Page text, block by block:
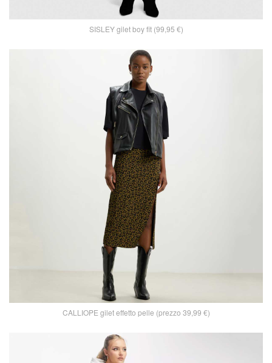
SISLEY gilet boy fit (99,95 €)
CALLIOPE gilet effetto pelle (prezzo 39,99 €)